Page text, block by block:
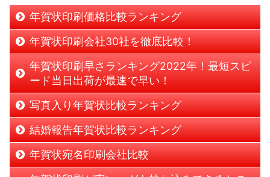
年賀状印刷価格比較ランキング
年賀状印刷会社30社を徹底比較！
年賀状印刷早さランキング2022年！最短スピ
ード当日出荷が最速で早い！
写真入り年賀状比較ランキング
結婚報告年賀状比較ランキング
年賀状宛名印刷会社比較